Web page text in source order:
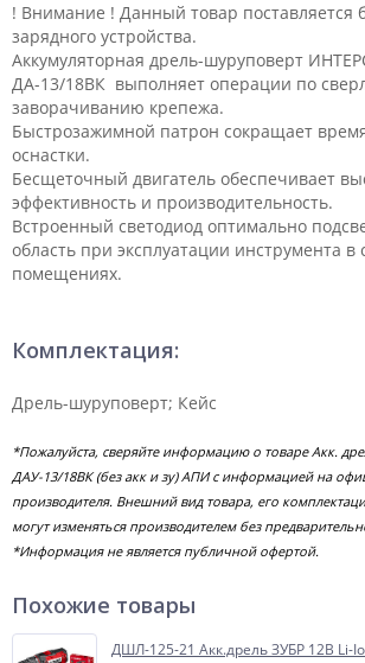
! Внимание ! Данный товар поставляется
зарядного устройства.
Аккумуляторная дрель-шуруповерт
ДА-13/18ВК выполняет операции по
заворачиванию крепежа.
Быстрозажимной патрон сокращает
оснастки.
Бесщеточный двигатель обеспечивает
эффективность и производительность.
Встроенный светодиод оптимально
область при эксплуатации инструмента
помещениях.
Комплектация:
Дрель-шуруповерт; Кейс
*Пожалуйста, сверяйте информацию о товаре Акк.
ДАУ-13/18ВК (без акк и зу) АПИ с информацией на
производителя. Внешний вид товара, его
могут изменяться производителем без
*Информация не является публичной офертой.
Похожие товары
ДШЛ-125-21 Акк.дрель ЗУБР 12В Li-